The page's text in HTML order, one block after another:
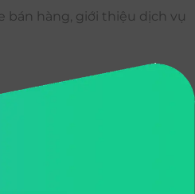
bán hàng, giới thiệu dịch vụ